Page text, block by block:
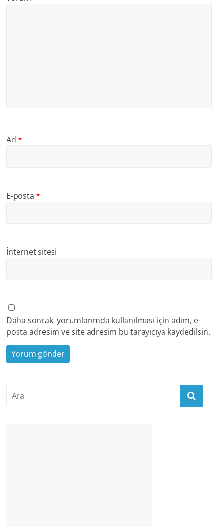
Ad*
E-posta*
İnternet sitesi
Daha sonraki yorumlarımda kullanılması için adım, e-
posta adresim ve site adresim bu tarayıcıya kaydedilsin.